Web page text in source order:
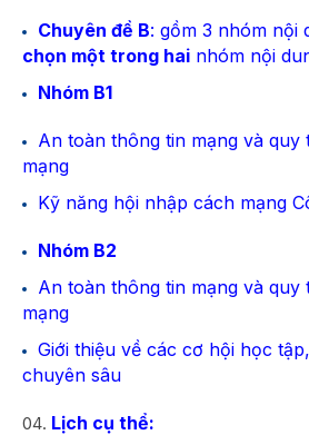
Chuyên đề B: gồm 3 nhóm nội
chọn một trong hai nhóm nội
Nhóm B1
An toàn thông tin mạng và quy
mạng
Kỹ năng hội nhập cách mạng
Nhóm B2
An toàn thông tin mạng và quy
mạng
Giới thiệu về các cơ hội học
chuyên sâu
Lịch cụ thể: